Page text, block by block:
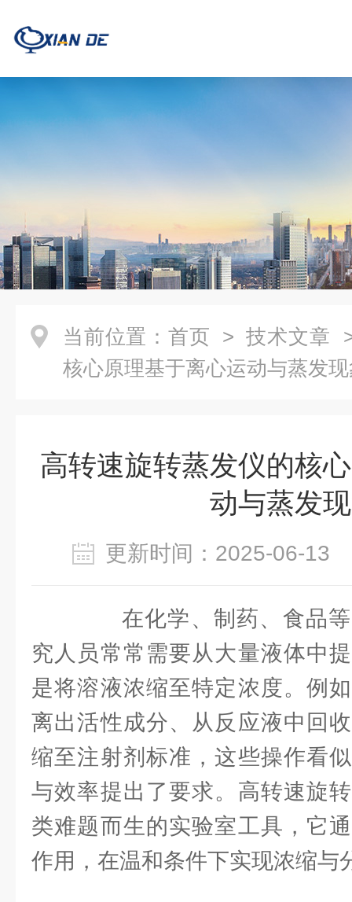
当前位置： 首页 > 技术文章
核心原理基于离心运动与蒸发
高转速旋转蒸发仪的核
动与蒸发
更新时间：2025-06-
在化学、制药、食品等
究人员常常需要从大量液体中
是将溶液浓缩至特定浓度。例
离出活性成分、从反应液中回
缩至注射剂标准，这些操作看
与效率提出了要求。高转速旋
类难题而生的实验室工具，它
作用，在温和条件下实现浓缩与